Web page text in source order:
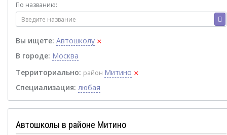
По названию:
Вы ищете: Автошколу ×
В городе: Москва
Территориально: район Митино ×
Специализация: любая
Автошколы в районе Митино